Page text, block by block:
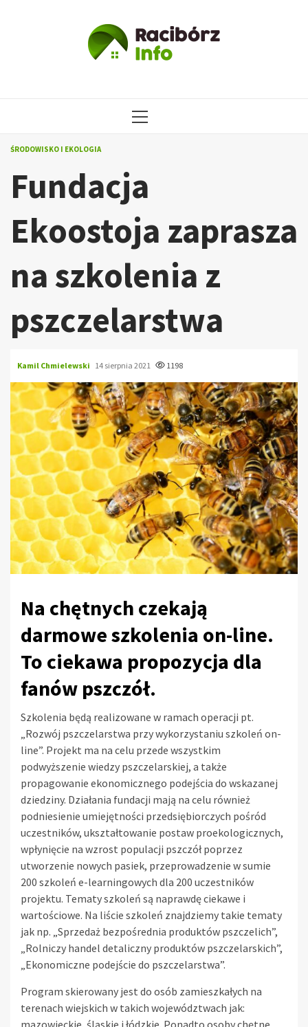
MENU
ŚRODOWISKO I EKOLOGIA
Fundacja
Ekoostoja zaprasza
na szkolenia z
pszczelarstwa
Kamil Chmielewski 14 sierpnia 2021 1198
Na chętnych czekają
darmowe szkolenia on-line.
To ciekawa propozycja dla
fanów pszczół.
Szkolenia będą realizowane w ramach operacji pt.
„Rozwój pszczelarstwa przy wykorzystaniu szkoleń on-
line”. Projekt ma na celu przede wszystkim
podwyższenie wiedzy pszczelarskiej, a także
propagowanie ekonomicznego podejścia do wskazanej
dziedziny. Działania fundacji mają na celu również
podniesienie umiejętności przedsiębiorczych pośród
uczestników, ukształtowanie postaw proekologicznych,
wpłynięcie na wzrost populacji pszczół poprzez
utworzenie nowych pasiek, przeprowadzenie w sumie
200 szkoleń e-learningowych dla 200 uczestników
projektu. Tematy szkoleń są naprawdę ciekawe i
wartościowe. Na liście szkoleń znajdziemy takie tematy
jak np. „Sprzedaż bezpośrednia produktów pszczelich”,
„Rolniczy handel detaliczny produktów pszczelarskich”,
„Ekonomiczne podejście do pszczelarstwa”.
Program skierowany jest do osób zamieszkałych na
terenach wiejskich w takich województwach jak:
mazowieckie, śląskie i łódzkie. Ponadto osoby chętne